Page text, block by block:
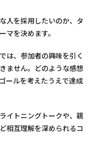
人を採用したいのか、タ
マを決めます。
は、参加者の興味を引く
ません。どのような感想
ールを考えたうえで達成
イトニングトークや、親
相互理解を深められるコ